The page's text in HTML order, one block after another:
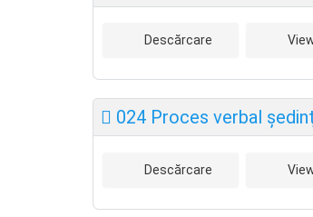
Descărcare
024 Proces verbal
Descărcare